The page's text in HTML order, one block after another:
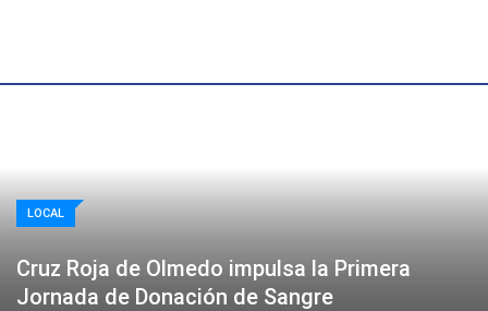
LOCAL
Cruz Roja de Olmedo impulsa la Primera
Jornada de Donación de Sangre